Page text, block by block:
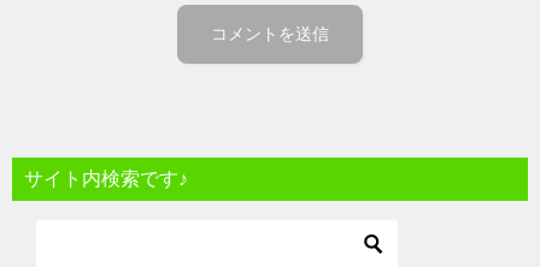
サイト内検索です♪